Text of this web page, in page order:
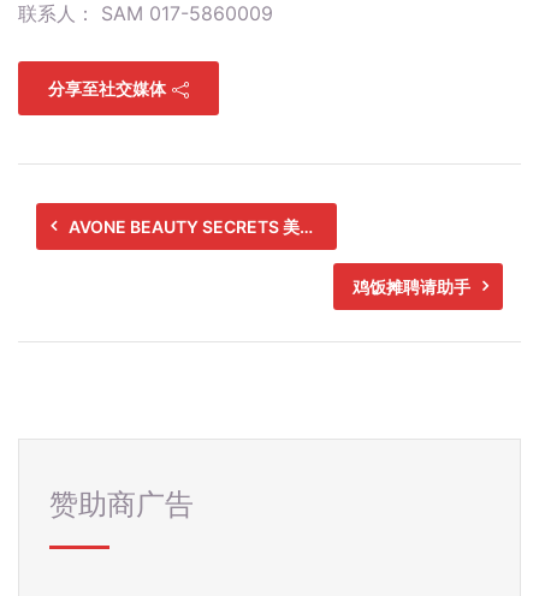
联系人： SAM 017-5860009
分享至社交媒体
AVONE BEAUTY SECRETS 美容师
鸡饭摊聘请助手
赞助商广告